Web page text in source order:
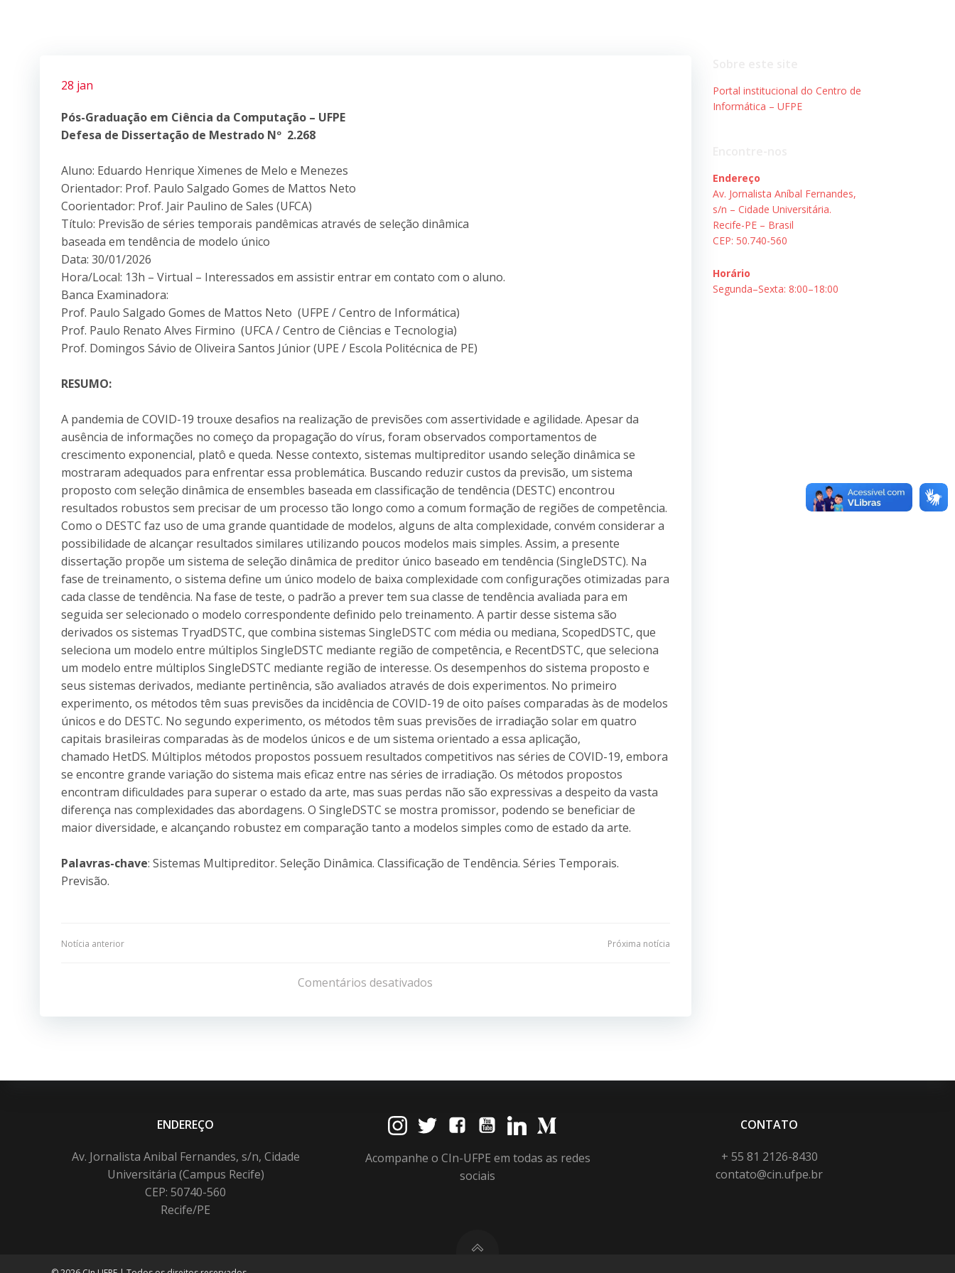
28 jan
Pós-Graduação em Ciência da Computação – UFPE
Defesa de Dissertação de Mestrado Nº 2.268
Aluno: Eduardo Henrique Ximenes de Melo e Menezes
Orientador: Prof. Paulo Salgado Gomes de Mattos Neto
Coorientador: Prof. Jair Paulino de Sales (UFCA)
Título: Previsão de séries temporais pandêmicas através de seleção dinâmica
baseada em tendência de modelo único
Data: 30/01/2026
Hora/Local: 13h – Virtual – Interessados em assistir entrar em contato com o aluno.
Banca Examinadora:
Prof. Paulo Salgado Gomes de Mattos Neto (UFPE / Centro de Informática)
Prof. Paulo Renato Alves Firmino (UFCA / Centro de Ciências e Tecnologia)
Prof. Domingos Sávio de Oliveira Santos Júnior (UPE / Escola Politécnica de PE)
RESUMO:
A pandemia de COVID-19 trouxe desafios na realização de previsões com assertividade e agilidade. Apesar da
ausência de informações no começo da propagação do vírus, foram observados comportamentos de
crescimento exponencial, platô e queda. Nesse contexto, sistemas multipreditor usando seleção dinâmica se
mostraram adequados para enfrentar essa problemática. Buscando reduzir custos da previsão, um sistema
proposto com seleção dinâmica de ensembles baseada em classificação de tendência (DESTC) encontrou
resultados robustos sem precisar de um processo tão longo como a comum formação de regiões de competência.
Como o DESTC faz uso de uma grande quantidade de modelos, alguns de alta complexidade, convém considerar a
possibilidade de alcançar resultados similares utilizando poucos modelos mais simples. Assim, a presente
dissertação propõe um sistema de seleção dinâmica de preditor único baseado em tendência (SingleDSTC). Na
fase de treinamento, o sistema define um único modelo de baixa complexidade com configurações otimizadas para
cada classe de tendência. Na fase de teste, o padrão a prever tem sua classe de tendência avaliada para em
seguida ser selecionado o modelo correspondente definido pelo treinamento. A partir desse sistema são
derivados os sistemas TryadDSTC, que combina sistemas SingleDSTC com média ou mediana, ScopedDSTC, que
seleciona um modelo entre múltiplos SingleDSTC mediante região de competência, e RecentDSTC, que seleciona
um modelo entre múltiplos SingleDSTC mediante região de interesse. Os desempenhos do sistema proposto e
seus sistemas derivados, mediante pertinência, são avaliados através de dois experimentos. No primeiro
experimento, os métodos têm suas previsões da incidência de COVID-19 de oito países comparadas às de modelos
únicos e do DESTC. No segundo experimento, os métodos têm suas previsões de irradiação solar em quatro
capitais brasileiras comparadas às de modelos únicos e de um sistema orientado a essa aplicação,
chamado HetDS. Múltiplos métodos propostos possuem resultados competitivos nas séries de COVID-19, embora
se encontre grande variação do sistema mais eficaz entre nas séries de irradiação. Os métodos propostos
encontram dificuldades para superar o estado da arte, mas suas perdas não são expressivas a despeito da vasta
diferença nas complexidades das abordagens. O SingleDSTC se mostra promissor, podendo se beneficiar de
maior diversidade, e alcançando robustez em comparação tanto a modelos simples como de estado da arte.
Palavras-chave: Sistemas Multipreditor. Seleção Dinâmica. Classificação de Tendência. Séries Temporais.
Previsão.
Navegação
Post
Notícia anterior
de
Post
Próxima notícia
Comentários desativados
Portal institucional do Centro de
Informática – UFPE
Endereço
Av. Jornalista Aníbal Fernandes,
s/n – Cidade Universitária.
Recife-PE – Brasil
CEP: 50.740-560
Horário
Segunda–Sexta: 8:00–18:00
ENDEREÇO
Av. Jornalista Anibal Fernandes, s/n, Cidade
Universitária (Campus Recife)
CEP: 50740-560
Recife/PE
Acompanhe o CIn-UFPE em todas as redes
sociais
CONTATO
+ 55 81 2126-8430
contato@cin.ufpe.br